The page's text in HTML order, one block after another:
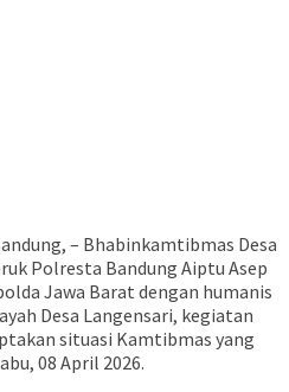
– Bhabinkamtibmas Desa
Polresta Bandung Aiptu Asep
Jawa Barat dengan humanis
Desa Langensari, kegiatan
situasi Kamtibmas yang
08 April 2026.